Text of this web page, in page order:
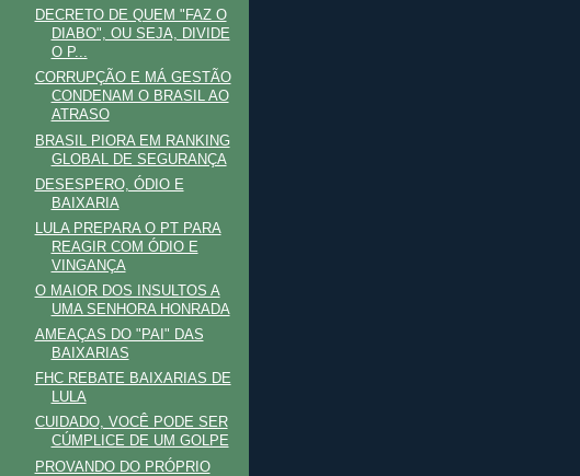
DECRETO DE QUEM "FAZ O
DIABO", OU SEJA, DIVIDE
O P...
CORRUPÇÃO E MÁ GESTÃO
CONDENAM O BRASIL AO
ATRASO
BRASIL PIORA EM RANKING
GLOBAL DE SEGURANÇA
DESESPERO, ÓDIO E
BAIXARIA
LULA PREPARA O PT PARA
REAGIR COM ÓDIO E
VINGANÇA
O MAIOR DOS INSULTOS A
UMA SENHORA HONRADA
AMEAÇAS DO "PAI" DAS
BAIXARIAS
FHC REBATE BAIXARIAS DE
LULA
CUIDADO, VOCÊ PODE SER
CÚMPLICE DE UM GOLPE
PROVANDO DO PRÓPRIO